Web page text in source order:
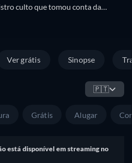
culto que tomou conta da
tanto amavam.
Ver grátis Sinopse
🇵🇹
Grátis Alugar
está disponível em streaming no